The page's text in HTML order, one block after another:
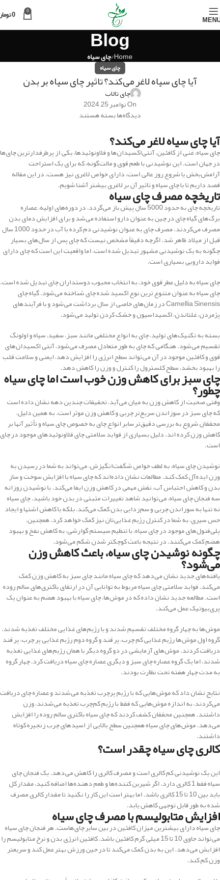
0
0
Blog
Home چای سیاه
چای سیاه
آیا چای سیاه لاغر می‌کند؟ تاثیر چای سیاه بر بدن
چای تالاب
On نوامبر 25, 2024
دیدگاه‌هابسته هستند
آیا چای سیاه لاغر می‌کند؟
چای سیاه، غنی از کافئین، آنتی‌اکسیدان‌ها و فلاونوئیدها، یکی از پرطرفدارترین چای‌ها
در جهان است. این نوشیدنی با طعم قوی و مالت‌گونه، که برای یک استراحت
آرامش‌بخش یا شروع روز عالی است، دارای خواص لاغری نیز هست. در این مقاله
قصد داریم تا با چای سیاه و تاثیر آن بر لاغری بیشتر آشنا شویم.
تاریخچه مصرف چای سیاهتاریخچه چای به حدود 5000 سال پیش باز می‌گردد. در دوره‌های اولیه، عصاره
برگ‌های گیاه چای در چین به عنوان دارو استفاده می‌شد و برای افزایش دمای بدن
مصرف می‌کردند. مصرف چای به عنوان نوشیدنی دم کرده با آب در حدود 1000 سال
قبل از میلاد ظاهر شد. اگرچه دقیقاً مشخص نیست که چای پس از سال‌های بسیار
چگونه به یک نوشیدنی مشهور تبدیل شده است، اما واقعیت این است که چای دارای
فواید دارویی بسیاری است.
چای سیاه به دلیل عطر قوی خود، به انتخاب محبوب دوستداران چای تبدیل شده است.
چای سیاه به عنوان متنوع ترین نوع اکسید شده چای شناخته می‌شود. گیاه چای
Camellia Sinensis در زمان‌های خاصی از سال برداشت می‌شود و با فرآیندهای
پژمردن، غلتاندن، اکسیداسیون و خشک کردن تولید می‌شود.
بسته به تکنیک‌های تولید، چای به انواع مختلفی مانند سبز، سفید، سیاه و اولونگ
تقسیم می‌شود. هنگامی که چای به طور متعادل مصرف می‌شود، آنتی اکسیدان‌های
قوی و کافئین موجود در آن می‌تواند سطح انرژی را افزایش دهد، ایمنی و سلامت قلب
را بهبود بخشد، سطح کلسترول را کنترل و وزن را کاهش دهد.
چای سبز برای کاهش وزن خوب است اما چای سیاه
چطور؟
وقتی صحبت از کاهش وزن به میان می‌آید، تحقیقات چندین دهه نشان داده است
که چای سبز در سوزاندن سریع‌تر چربی و کاهش وزن موثر است. به همین دلیل،
محققان شروع به بررسی دقیق‌تر سایر انواع چای به خصوص چای سیاه و تأثیر آنها بر
کاهش وزن کرده اند. دلیل بسیاری از فواید سلامتی چای فلاونوئیدهای موجود در چای
است.
نوشیدن چای سیاه، به لطف خواص شگفت‌انگیزش، می‌تواند به شما در رسیدن به
وزن ایده‌آل کمک کند. مطالعات نشان داده‌اند که چای سیاه با افزایش سوخت و ساز
بدن و کاهش احتباس آب، نقش مهمی در کاهش وزن ایفا می‌کند. با نوشیدن روزانه
سه فنجان چای سیاه، می‌توانید شاهد تغییرات مثبتی در بدن خود باشید. چای سیاه
نه تنها به سوزاندن چربی و سم‌زدایی بدن کمک می‌کند، بلکه با کاهش اشتها و ایجاد
حس سیری، به شما در کنترل رژیم غذایی‌تان نیز کمک خواهد کرد. همچنین،
پلی‌فنول‌های موجود در چای سیاه، با تنظیم سیستم گوارشی، به کاهش نفخ و بهبود
هضم کمک می‌کنند. در نتیجه باعث کوچکتر شدن شکم می‌شود.
چگونه نوشیدن چای سیاه، باعث کاهش وزن
می‌شود؟
یافته‌های جدید نشان می‌دهد که چای سیاه مانند چای سبز به کاهش وزن کمک
می‌کند. فواید سلامتی چای سیاه مربوط به توانایی آن در ارتقای باکتری‌های سالم روده
است. مطالعه جدید نشان داده که در موش‌ها، چای سیاه با بهبود هضم به عنوان یک
پری‌بیوتیک عمل می‌کند.
موش‌ها به چهار گروه مختلف تقسیم شدند و با رژیم‌های غذایی مختلف تغذیه شدند.
گروه اول موش‌ها رژیم غذایی کم چرب، پر قند و گروه دوم رژیم غذایی پر چرب، پر قند
دریافت کردند. موش‌های آزمایشی در دو گروه دیگر با همان رژیم‌های غذایی تغذیه
شدند، اما یک گروه عصاره چای سبز و دیگری عصاره چای سیاه دریافت کرد. چهار گروه
به مدت چهار هفته تحت نظارت بودند.
نتایج نشان داد که موش‌هایی که با رژیم پرچرب تغذیه می‌شدند و عصاره چای دریافت
می‌کردند، به اندازه موش‌هایی که فقط با رژیم کم‌چرب تغذیه می‌شدند، وزن
داشتند. همچنین محققان کشف کردند که چای سیاه باکتری سالم روده را افزایش
می‌دهد. موش‌های چای سیاه همچنین سطح بالایی از اسیدهای چرب زنجیره کوتاه
داشتند.
کالری چای سیاه چقدر است؟
این یک نوشیدنی کم کالری است و مصرف کالری را کاهش می‌دهد. یک فنجان چای
سیاه فقط 1 کالری دارد. اگر شیرین کننده‌ها و طعم دهنده‌ها اضافه کنید، مقدار کل
باید بین 10 تا 15 کالری باشد. اما بهتر است این کار را نکنید تا مقدار کالری مصرف
شده به طور قابل توجهی کاهش یابد.
افزایش متابولیسم با مصرف چای سیاه
چای سیاه دارای بیشترین میزان کافئین در بین سایر چای‌هاست. هر فنجان چای سیاه
می‌تواند حاوی 10 تا 15 میلی گرم کافئین باشد. کافئین انرژی بدن و نرخ متابولیسم را
افزایش می‌دهد. این به بدن کمک می‌کند تا در حین ورزش بهتر عمل کند و سریعتر
وزن کم کند.